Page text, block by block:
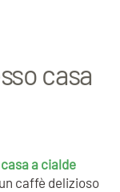
casa
casa a cialde
caffè delizioso